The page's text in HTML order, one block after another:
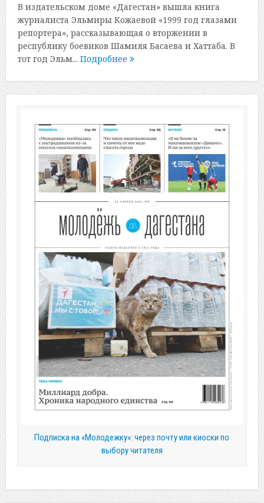
В издательском доме «Дагестан» вышла книга
журналиста Эльмиры Кожаевой «1999 год глазами
репортера», рассказывающая о вторжении в
республику боевиков Шамиля Басаева и Хаттаба. В
тот год Эльм... Подробнее
Подписка на «Молодежку»: через почту или киоски по
выбору читателя